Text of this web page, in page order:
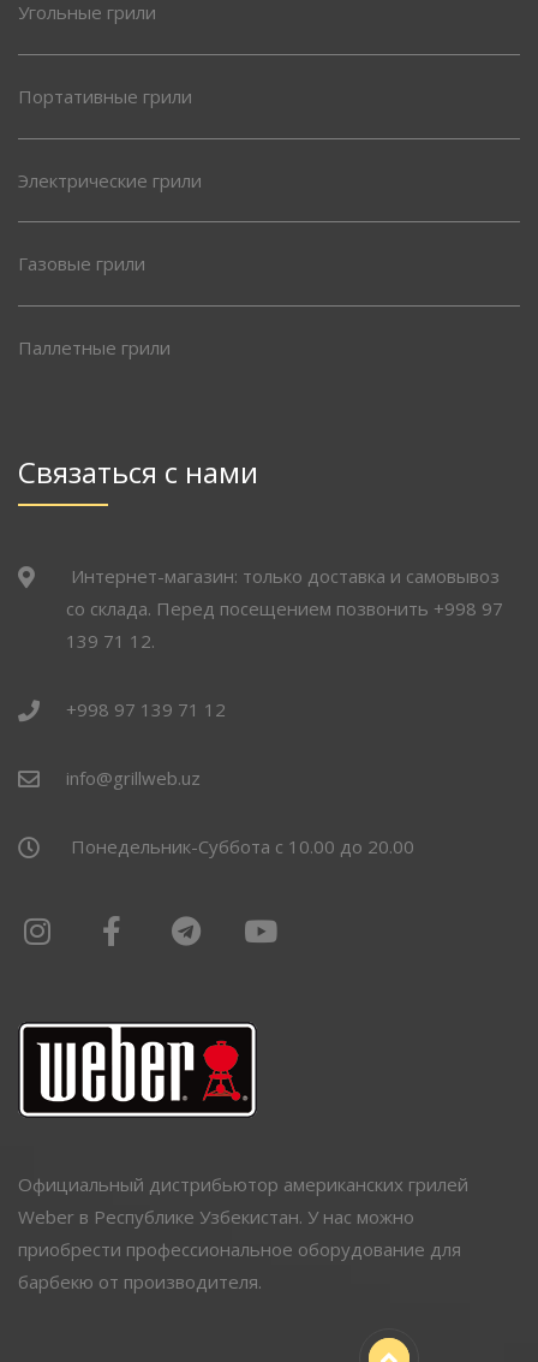
Угольные грили
Портативные грили
Электрические грили
Газовые грили
Паллетные грили
Связаться с нами
Интернет-магазин: только доставка и самовывоз
со склада. Перед посещением позвонить +998 97
139 71 12.
+998 97 139 71 12
info@grillweb.uz
Понедельник-Суббота с 10.00 до 20.00
Официальный дистрибьютор американских грилей
Weber в Республике Узбекистан. У нас можно
приобрести профессиональное оборудование для
барбекю от производителя.